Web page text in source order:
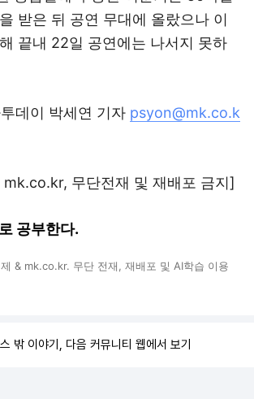
받은 뒤 공연 무대에 올랐으나 이
끝내 22일 공연에는 나서지 못하
데이 박세연 기자 psyon@mk.co.k
무단전재 및 재배포 금지]
공부한다.
& mk.co.kr. 무단 전재, 재배포 및 AI학습 이용
밖 이야기, 다음 커뮤니티 웹에서 보기